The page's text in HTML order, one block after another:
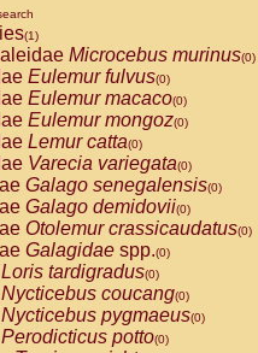
Cebus capucinus
Cebus nigrivittatus
Cebus spp.(0)
Saimiri boliviensis(0)
Saimiri sciureus(0)
Alouatta caraya(0)
Alouatta fusca(0)
Alouatta seniculus(0)
Alouattaspp.(0)
Ateles belzebuth(0)
Ateles geoffroyi(0)
Ateles paniscus(0)
Atelesspp.(0)
Lagothrix lagothricha(0)
Lagothrix lagothricha cana
Cacajao calvus
(1)
Microcebus murinus(0)
Eulemur fulvus(0)
Eulemur macaco(0)
Eulemur mongoz(0)
Lemur catta(0)
Varecia variegata(0)
Galago senegalensis(0)
Galago demidovii(0)
Otolemur crassicaudatus(0)
Galagidae spp.(0)
Loris tardigradus(0)
Nycticebus coucang(0)
Nycticebus pygmaeus(0)
Perodicticus potto(0)